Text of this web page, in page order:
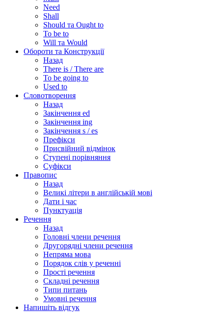
Need
Shall
Should та Ought to
To be to
Will та Would
Обороти та Конструкції
Назад
There is / There are
To be going to
Used to
Словотворення
Назад
Закінчення ed
Закінчення ing
Закінчення s / es
Префікси
Присвійний відмінок
Ступені порівняння
Суфікси
Правопис
Назад
Великі літери в англійській мові
Дати і час
Пунктуація
Речення
Назад
Головні члени речення
Другорядні члени речення
Непряма мова
Порядок слів у реченні
Прості речення
Складні речення
Типи питань
Умовні речення
Напишіть відгук